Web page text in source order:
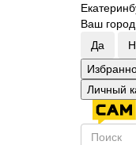
Ваш
Личный